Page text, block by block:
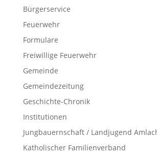
Bürgerservice
Feuerwehr
Formulare
Freiwillige Feuerwehr
Gemeinde
Gemeindezeitung
Geschichte-Chronik
Institutionen
Jungbauernschaft / Landjugend
Katholischer Familienverband